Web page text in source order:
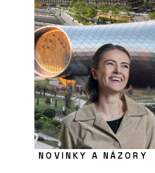
NOVINKY A NÁZORY